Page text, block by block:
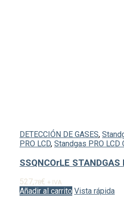
DETECCIÓN DE GASES,
PRO LCD, Standgas PRO LCD
SSQNCOrLE
527,78€ + IVA
Añadir al carrito Vista rápida